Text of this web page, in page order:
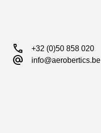
call +32 (0)50 858 020
alternate_email info@aerobertics.be